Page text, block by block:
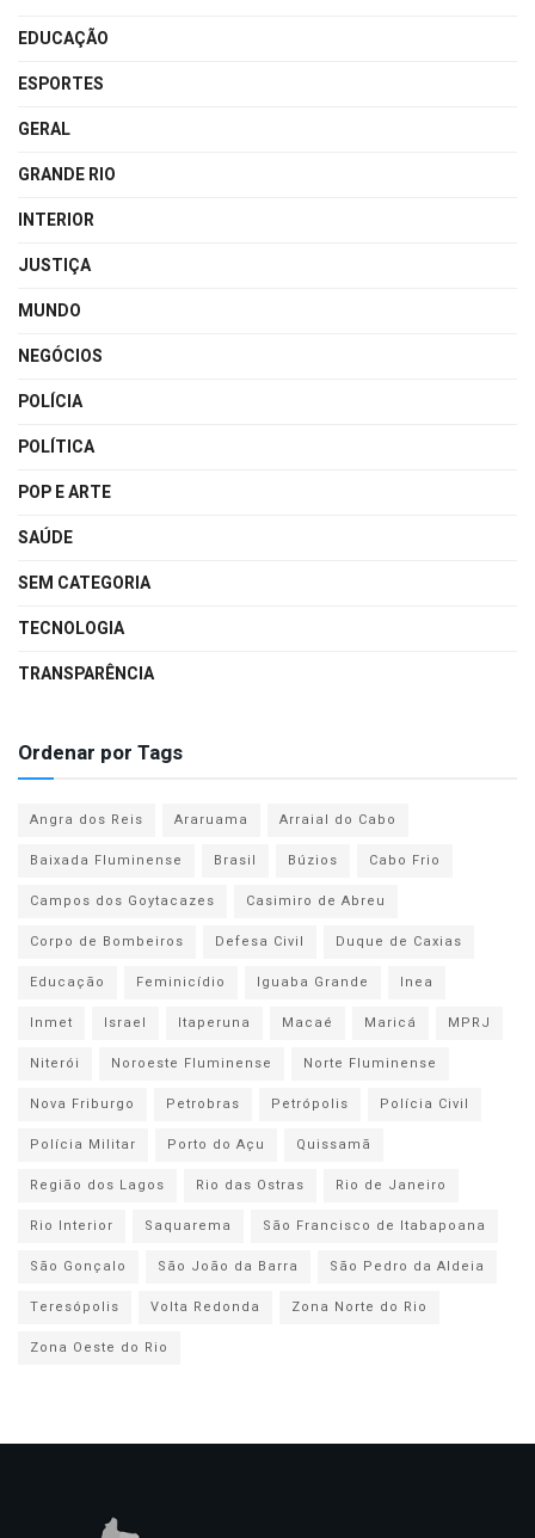
EDUCAÇÃO
ESPORTES
GERAL
GRANDE RIO
INTERIOR
JUSTIÇA
MUNDO
NEGÓCIOS
POLÍCIA
POLÍTICA
POP E ARTE
SAÚDE
SEM CATEGORIA
TECNOLOGIA
TRANSPARÊNCIA
Ordenar por Tags
Angra dos Reis Araruama
Arraial do Cabo
Baixada Fluminense
Brasil Búzios
Cabo Frio
Campos dos Goytacazes
Casimiro de Abreu
Corpo de Bombeiros
Defesa Civil
Duque de Caxias
Educação
Feminicídio Iguaba Grande
Inea
Inmet
Israel Itaperuna Macaé Maricá
MPRJ
Niterói
Noroeste Fluminense
Norte Fluminense
Nova Friburgo
Petrobras Petrópolis
Polícia Civil
Polícia Militar
Porto do Açu
Quissamã
Região dos Lagos
Rio das Ostras
Rio de Janeiro
Rio Interior
Saquarema
São Francisco de Itabapoana
São Gonçalo
São João da Barra
São Pedro da Aldeia
Teresópolis
Volta Redonda
Zona Norte do Rio
Zona Oeste do Rio